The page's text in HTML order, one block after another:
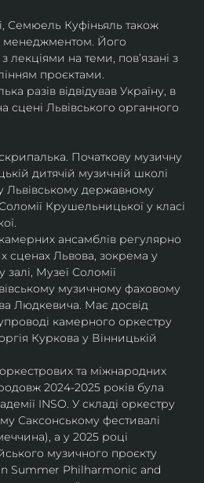
Семюель Куфіньяль також
менеджментом. Його
лекціями на теми, пов’язані з
проєктами.
разів відвідував Україну, в
сцені Львівського органного
Початкову музичну
дитячій музичній школі
Львівському державному
Крушельницької у класі
камерних ансамблів регулярно
сценах Львова, зокрема у
Музеї Соломії
музичному фаховому
Людкевича. Має досвід
камерного оркестру
Куркова у Вінницькій
та міжнародних
2024-2025 років була
INSO. У складі оркестру
Саксонському фестивалі
а у 2025 році
музичного проєкту
Summer Philharmonic and